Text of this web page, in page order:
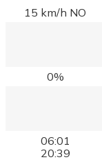
15 km/h NO
0%
06:01
20:39